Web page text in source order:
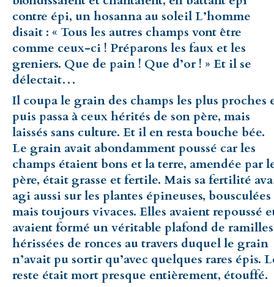
contre épi, un hosanna au soleil L’homme
disait : « Tous les autres champs vont être
comme ceux-ci ! Préparons les faux et les
greniers. Que de pain ! Que d’or ! » Et il se
délectait…
Il coupa le grain des champs les plus proches
puis passa à ceux hérités de son père, mais
laissés sans culture. Et il en resta bouche bée.
Le grain avait abondamment poussé car les
champs étaient bons et la terre, amendée par
père, était grasse et fertile. Mais sa fertilité
agi aussi sur les plantes épineuses, bousculées
mais toujours vivaces. Elles avaient repoussé
avaient formé un véritable plafond de ramilles
hérissées de ronces au travers duquel le grain
n’avait pu sortir qu’avec quelques rares épis.
reste était mort presque entièrement, étouffé.